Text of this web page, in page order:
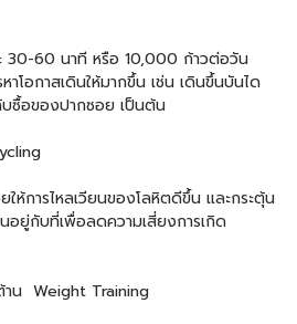
30-60 นาที หรือ 10,000 ก้าวต่อวัน
โอกาสเดินให้มากขึ้น เช่น เดินขึ้นบันได
ซื้อของปากซอย เป็นต้น
ห้การไหลเวียนของโลหิตดีขึ้น และกระตุ้น
อยู่กับที่เพื่อลดความเสี่ยงการเกิด
าน Weight Training